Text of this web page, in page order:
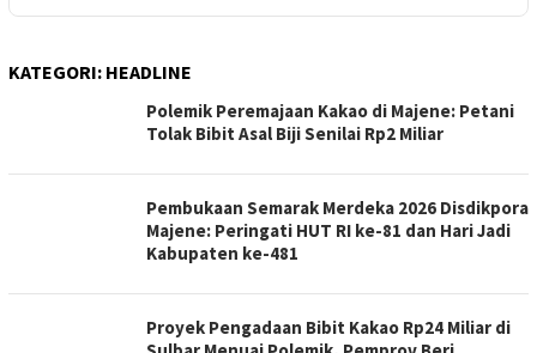
KATEGORI: HEADLINE
Polemik Peremajaan Kakao di Majene: Petani
Tolak Bibit Asal Biji Senilai Rp2 Miliar
Pembukaan Semarak Merdeka 2026 Disdikpora
Majene: Peringati HUT RI ke-81 dan Hari Jadi
Kabupaten ke-481
Proyek Pengadaan Bibit Kakao Rp24 Miliar di